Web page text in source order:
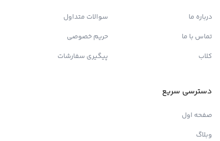
درباره ما
تماس با ما
کلاب
سوالات متداول
حریم خصوصی
پیگیری سفارشات
دسترسی سریع
صفحه اول
وبلاگ